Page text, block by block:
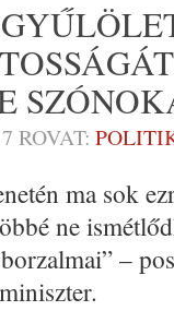
ROVAT:
ma sok
ne
–